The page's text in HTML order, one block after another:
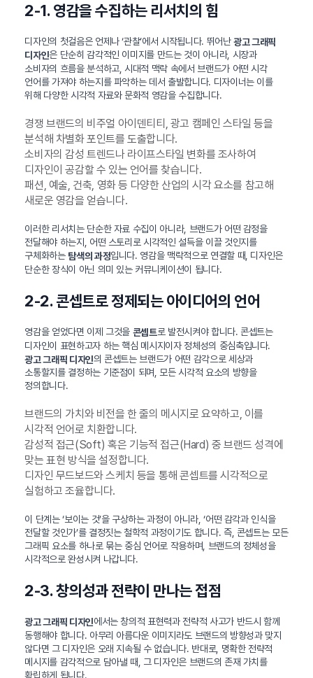
2-1. 영감을 수집하는 리서치의 힘
디자인의 첫걸음은 언제나 ‘관찰’에서 시작됩니다. 뛰어난광고 그래픽
디자인은 단순히 감각적인 이미지를 만드는 것이 아니라, 시장과
소비자의 흐름을 분석하고, 시대적 맥락 속에서 브랜드가 어떤 시각
언어를 가져야 하는지를 파악하는 데서 출발합니다. 디자이너는 이를
위해 다양한 시각적 자료와 문화적 영감을 수집합니다.
경쟁 브랜드의 비주얼 아이덴티티, 광고 캠페인 스타일 등을
분석해 차별화 포인트를 도출합니다.
소비자의 감성 트렌드나 라이프스타일 변화를 조사하여
디자인이 공감할 수 있는 언어를 찾습니다.
패션, 예술, 건축, 영화 등 다양한 산업의 시각 요소를 참고해
새로운 영감을 얻습니다.
이러한 리서치는 단순한 자료 수집이 아니라, 브랜드가 어떤 감정을
전달해야 하는지, 어떤 스토리로 시각적인 설득을 이끌 것인지를
구체화하는 탐색의 과정입니다. 영감을 맥락적으로 연결할 때, 디자인은
단순한 장식이 아닌 의미 있는 커뮤니케이션이 됩니다.
2-2. 콘셉트로 정제되는 아이디어의 언어
영감을 얻었다면 이제 그것을 콘셉트로 발전시켜야 합니다. 콘셉트는
디자인이 표현하고자 하는 핵심 메시지이자 정체성의 중심축입니다.
광고 그래픽 디자인의 콘셉트는 브랜드가 어떤 감각으로 세상과
소통할지를 결정하는 기준점이 되며, 모든 시각적 요소의 방향을
정의합니다.
브랜드의 가치와 비전을 한 줄의 메시지로 요약하고, 이를
시각적 언어로 치환합니다.
감성적 접근(Soft) 혹은 기능적 접근(Hard) 중 브랜드 성격에
맞는 표현 방식을 설정합니다.
디자인 무드보드와 스케치 등을 통해 콘셉트를 시각적으로
실험하고 조율합니다.
이 단계는 ‘보이는 것’을 구상하는 과정이 아니라, ‘어떤 감각과 인식을
전달할 것인가’를 결정짓는 철학적 과정이기도 합니다. 즉, 콘셉트는 모든
그래픽 요소를 하나로 묶는 중심 언어로 작용하며, 브랜드의 정체성을
시각적으로 완성시켜 나갑니다.
2-3. 창의성과 전략이 만나는 접점
광고 그래픽 디자인에서는 창의적 표현력과 전략적 사고가 반드시 함께
동행해야 합니다. 아무리 아름다운 이미지라도 브랜드의 방향성과 맞지
않다면 그 디자인은 오래 지속될 수 없습니다. 반대로, 명확한 전략적
메시지를 감각적으로 담아낼 때, 그 디자인은 브랜드의 존재 가치를
확립하게 됩니다.